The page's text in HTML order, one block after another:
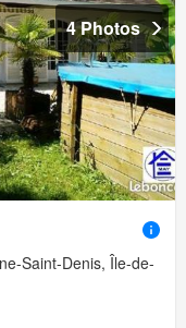
4 Photos
Saint-Denis, Île-de-